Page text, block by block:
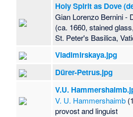
Holy Spirit as Dove
Gian Lorenzo Bernini -
(ca. 1660, stained
St. Peter's Basilica,
Vladimirskaya.jpg
Dürer-Petrus.jpg
V.U.
V. U. Hammershaimb
provost and linguist